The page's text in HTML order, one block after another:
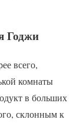
Годжи
всего,
комнаты
в больших
склонным к